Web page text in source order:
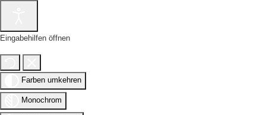
Eingabehilfen öffnen
Farben umkehren
Monochrom